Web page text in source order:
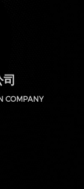
COMPANY